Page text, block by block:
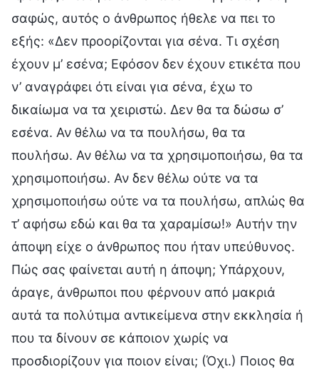
σαφώς, αυτός ο άνθρωπος ήθελε να πει το
εξής: «Δεν προορίζονται για σένα. Τι σχέση
έχουν μ’ εσένα; Εφόσον δεν έχουν ετικέτα που
ν’ αναγράφει ότι είναι για σένα, έχω το
δικαίωμα να τα χειριστώ. Δεν θα τα δώσω σ’
εσένα. Αν θέλω να τα πουλήσω, θα τα
πουλήσω. Αν θέλω να τα χρησιμοποιήσω, θα τα
χρησιμοποιήσω. Αν δεν θέλω ούτε να τα
χρησιμοποιήσω ούτε να τα πουλήσω, απλώς θα
τ’ αφήσω εδώ και θα τα χαραμίσω!» Αυτήν την
άποψη είχε ο άνθρωπος που ήταν υπεύθυνος.
Πώς σας φαίνεται αυτή η άποψη; Υπάρχουν,
άραγε, άνθρωποι που φέρνουν από μακριά
αυτά τα πολύτιμα αντικείμενα στην εκκλησία ή
που τα δίνουν σε κάποιον χωρίς να
προσδιορίζουν για ποιον είναι; (Όχι.) Ποιος θα